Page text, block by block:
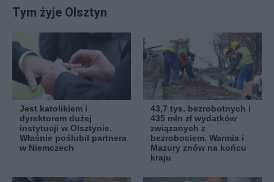
Tym żyje Olsztyn
Jest katolikiem i
dyrektorem dużej
instytucji w Olsztynie.
Właśnie poślubił partnera
w Niemczech
43,7 tys. bezrobotnych i
435 mln zł wydatków
związanych z
bezrobociem. Warmia i
Mazury znów na końcu
kraju